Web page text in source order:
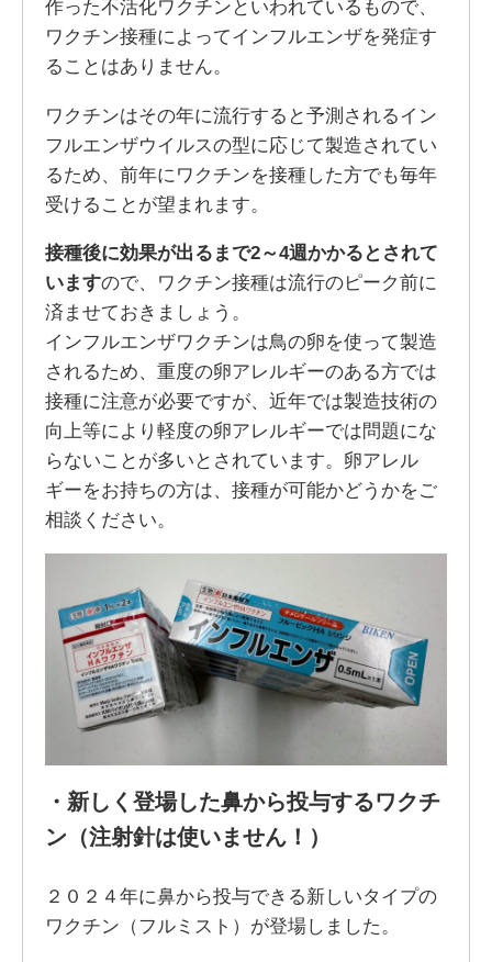
作った不活化ワクチンといわれているもので、
ワクチン接種によってインフルエンザを発症す
ることはありません。
ワクチンはその年に流行すると予測されるイン
フルエンザウイルスの型に応じて製造されてい
るため、前年にワクチンを接種した方でも毎年
受けることが望まれます。
接種後に効果が出るまで2～4週かかるとされて
いますので、ワクチン接種は流行のピーク前に
済ませておきましょう。
インフルエンザワクチンは鳥の卵を使って製造
されるため、重度の卵アレルギーのある方では
接種に注意が必要ですが、近年では製造技術の
向上等により軽度の卵アレルギーでは問題にな
らないことが多いとされています。卵アレル
ギーをお持ちの方は、接種が可能かどうかをご
相談ください。
・ 新しく登場した鼻から投与するワクチ
ン（注射針は使いません！）
２０２４年に鼻から投与できる新しいタイプの
ワクチン（フルミスト）が登場しました。